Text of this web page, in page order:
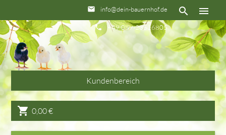
menu
search
email info@dein-bauernhof.de
phone +49 089-23516805
Kundenbereich
shopping_cart 0,00€